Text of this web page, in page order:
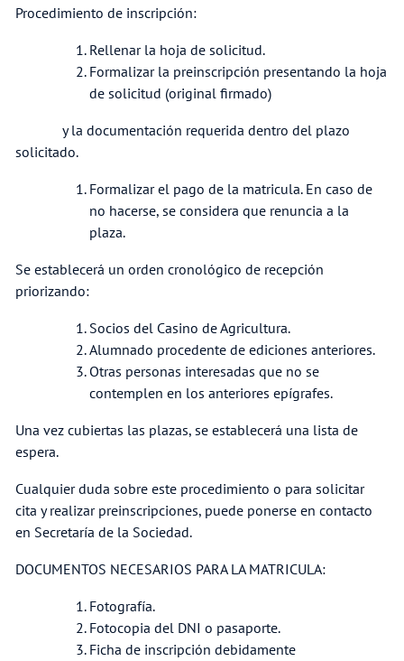
Procedimiento de inscripción:
Rellenar la hoja de solicitud.
Formalizar la preinscripción presentando la hoja
de solicitud (original firmado)
y la documentación requerida dentro del plazo
solicitado.
Formalizar el pago de la matricula. En caso de
no hacerse, se considera que renuncia a la
plaza.
Se establecerá un orden cronológico de recepción
priorizando:
Socios del Casino de Agricultura.
Alumnado procedente de ediciones anteriores.
Otras personas interesadas que no se
contemplen en los anteriores epígrafes.
Una vez cubiertas las plazas, se establecerá una lista de
espera.
Cualquier duda sobre este procedimiento o para solicitar
cita y realizar preinscripciones, puede ponerse en contacto
en Secretaría de la Sociedad.
DOCUMENTOS NECESARIOS PARA LA MATRICULA:
Fotografía.
Fotocopia del DNI o pasaporte.
Ficha de inscripción debidamente